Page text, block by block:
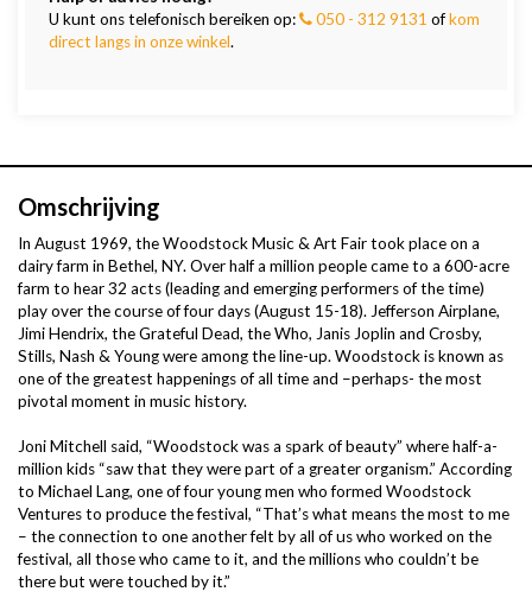
U kunt ons telefonisch bereiken op:
050 - 312 9131 ofkom
direct langs in onze winkel.
Omschrijving
In August 1969, the Woodstock Music & Art Fair took place on a
dairy farm in Bethel, NY. Over half a million people came to a 600-acre
farm to hear 32 acts (leading and emerging performers of the time)
play over the course of four days (August 15-18). Jefferson Airplane,
Jimi Hendrix, the Grateful Dead, the Who, Janis Joplin and Crosby,
Stills, Nash & Young were among the line-up. Woodstock is known as
one of the greatest happenings of all time and –perhaps- the most
pivotal moment in music history.
Joni Mitchell said, “Woodstock was a spark of beauty” where half-a-
million kids “saw that they were part of a greater organism.” According
to Michael Lang, one of four young men who formed Woodstock
Ventures to produce the festival, “That’s what means the most to me
– the connection to one another felt by all of us who worked on the
festival, all those who came to it, and the millions who couldn’t be
there but were touched by it.”